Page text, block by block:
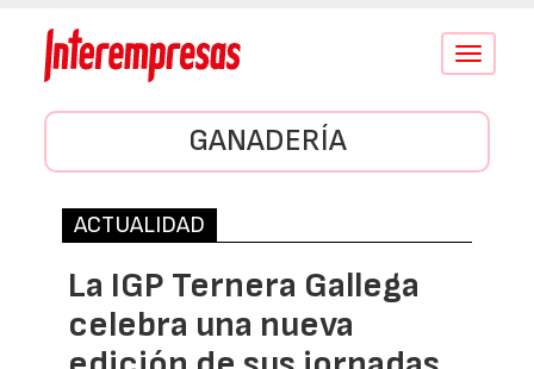
Conmutar
GANADERÍA
ACTUALIDAD
La IGP Ternera Gallega
celebra una nueva